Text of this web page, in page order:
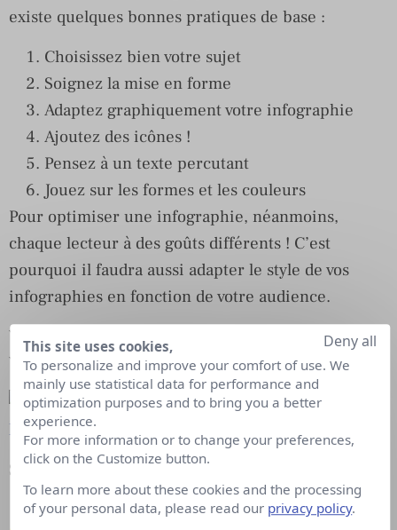
existe quelques bonnes pratiques de base :
Choisissez bien votre sujet
Soignez la mise en forme
Adaptez graphiquement votre infographie
Ajoutez des icônes !
Pensez à un texte percutant
Jouez sur les formes et les couleurs
Pour optimiser une infographie, néanmoins,
chaque lecteur à des goûts différents ! C’est
pourquoi il faudra aussi adapter le style de vos
infographies en fonction de votre audience.
Voici une infographie réalisée par Thibault DE
VERGNETTE de l’agence webmarketingAlesia
Source de l’infographie :ici
Marc Michiels
This site uses cookies,
To personalize and improve your comfort of use. We
mainly use statistical data for performance and
optimization purposes and to bring you a better
experience.
For more information or to change your preferences,
click on the Customize button.
To learn more about these cookies and the processing
of your personal data, please read our privacy policy.
Deny all